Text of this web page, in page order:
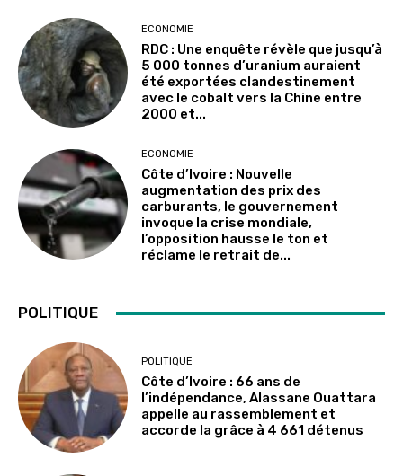
ECONOMIE
RDC : Une enquête révèle que jusqu’à
5 000 tonnes d’uranium auraient
été exportées clandestinement
avec le cobalt vers la Chine entre
2000 et...
ECONOMIE
Côte d’Ivoire : Nouvelle
augmentation des prix des
carburants, le gouvernement
invoque la crise mondiale,
l’opposition hausse le ton et
réclame le retrait de...
POLITIQUE
POLITIQUE
Côte d’Ivoire : 66 ans de
l’indépendance, Alassane Ouattara
appelle au rassemblement et
accorde la grâce à 4 661 détenus